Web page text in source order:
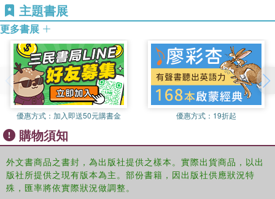
However, South Korea''s road to a remarkable social
policy accomplishment was not a smooth one and
controversies sizzled over the values, directions, and
methods of social policy. Kim delves into the political
dynamics of Korea''s social policy, spanning from the
traditional kingdom era to contemporary South Korea. In
doing so he examines the influences of Confucianism,
developmental welfareism, and the responses to the Asian
economic crisis in shaping these policies.
An important resource not only for scholars and students
of Korean society and social policy, but also for scholars
of social policy more broadly, especially those with a
focus on other East Asian countries.
主題書展
更多書展
優惠方式： 加入即送50元購書金 優惠方式： 19折起
購物須知
外文書商品之書封，為出版社提供之樣本。實際出貨商品，以出
版社所提供之現有版本為主。部份書籍，因出版社供應狀況特
殊，匯率將依實際狀況做調整。